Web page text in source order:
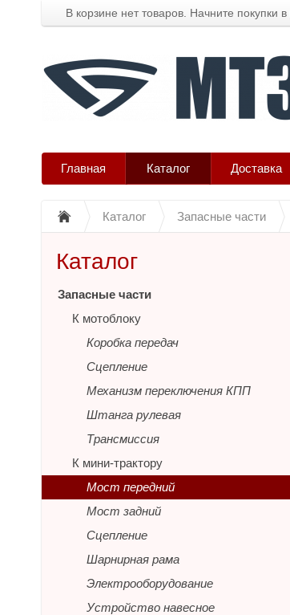
В корзине нет товаров. Начните покупки в
Главная Каталог Доставка
Каталог Запасные части
Каталог
Запасные части
К мотоблоку
Коробка передач
Сцепление
Механизм переключения КПП
Штанга рулевая
Трансмиссия
К мини-трактору
Мост передний
Мост задний
Сцепление
Шарнирная рама
Электрооборудование
Устройство навесное